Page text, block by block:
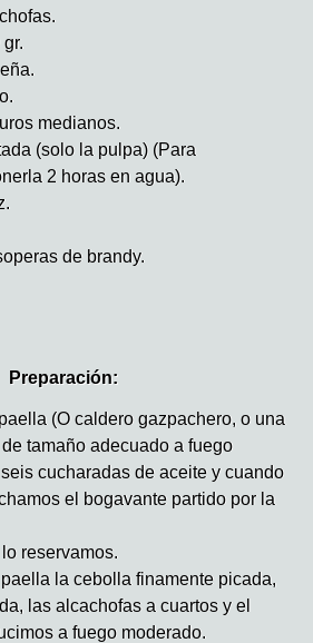
medianos.
(solo la pulpa) (Para
2 horas en agua).
de brandy.
Preparación:
(O caldero gazpachero, o una
tamaño adecuado a fuego
cucharadas de aceite y cuando
el bogavante partido por la
reservamos.
la cebolla finamente picada,
las alcachofas a cuartos y el
a fuego moderado.